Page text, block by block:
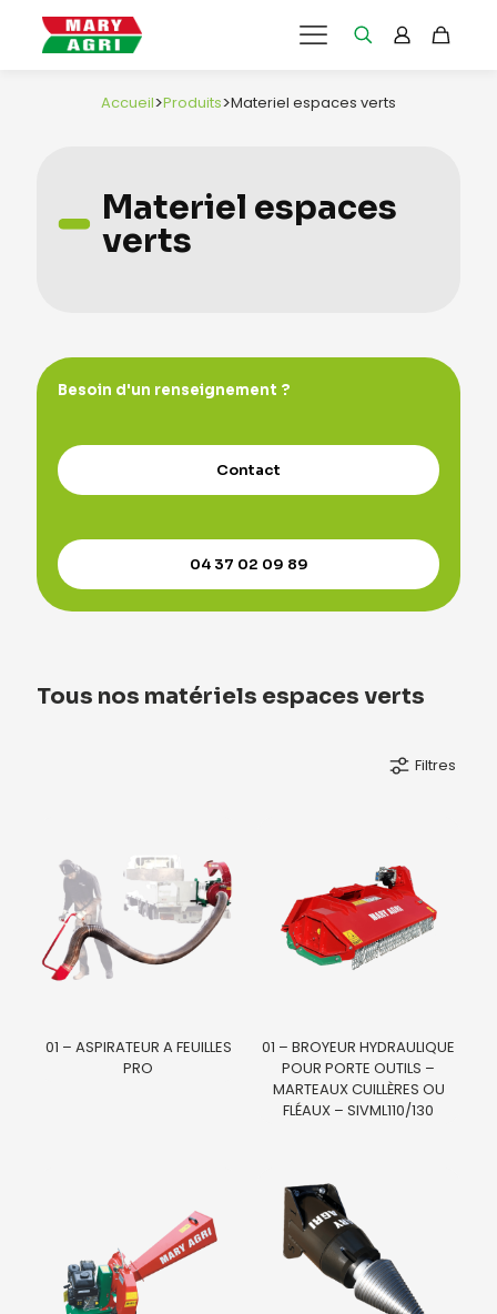
Accueil>Produits>Materiel espaces verts
Materiel espaces
verts
Besoin d'un renseignement ?
Contact
04 37 02 09 89
Tous nos matériels espaces verts
Filtres
01 – ASPIRATEUR A FEUILLES
PRO
01 – BROYEUR HYDRAULIQUE
POUR PORTE OUTILS –
MARTEAUX CUILLÈRES OU
FLÉAUX – SIVML110/130